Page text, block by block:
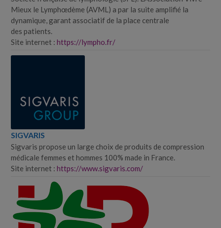
Mieux le Lymphœdème (AVML) a par la suite amplifié la
dynamique, garant associatif de la place centrale
des patients.
Site internet :https://lympho.fr/
SIGVARIS
Sigvaris propose un large choix de produits de compression
médicale femmes et hommes 100% made in France.
Site internet :https://www.sigvaris.com/